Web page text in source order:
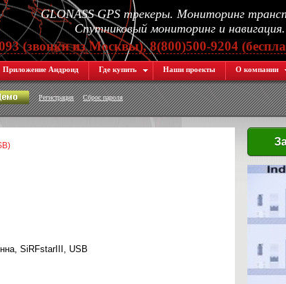
GLONASS GPS трекеры. Мониторинг
Спутниковый мониторинг и
(звонки из Москвы), 8(800)500-9204
Приложение Андроид Где купить Наши проекты О компании
Регистрация Сброс пароля
SiRFstarIII, USB